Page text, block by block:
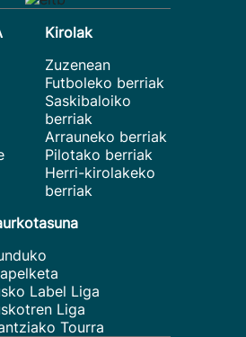
Kirolak
Zuzenean
Futboleko berriak
Saskibaloiko
berriak
Arrauneko berriak
Pilotako berriak
Herri-kirolakeko
berriak
Label Liga
Liga
Tourra